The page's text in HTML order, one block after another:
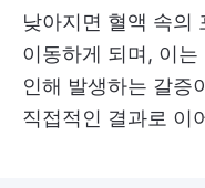
낮아지면 혈액 속의
이동하게 되며, 이
인해 발생하는 갈증
직접적인 결과로 이